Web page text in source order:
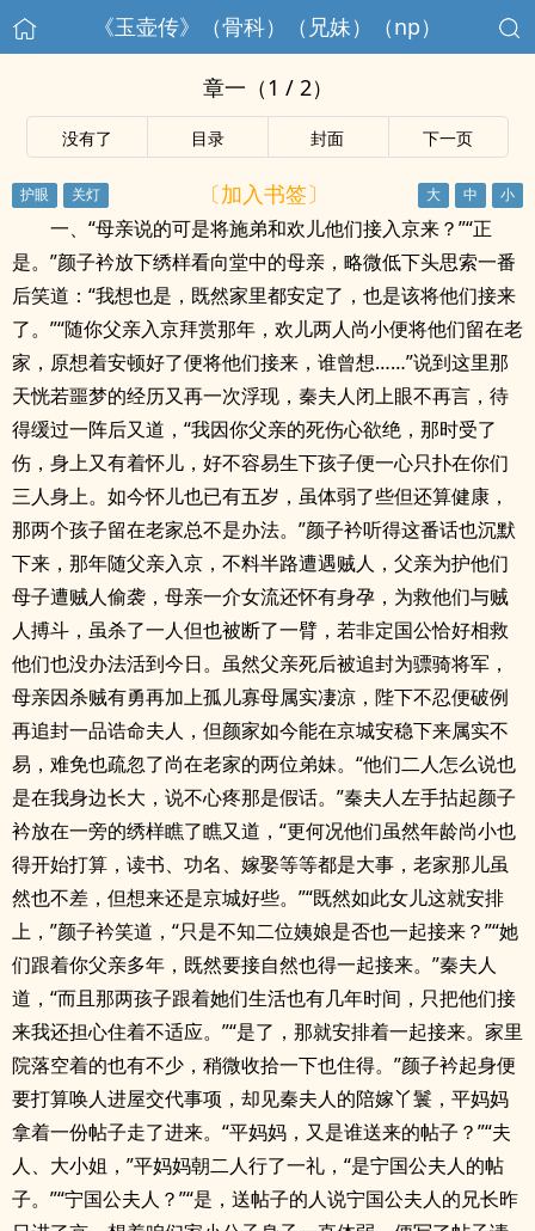
《玉壶传》（骨科）（兄妹）（np）
章一（1 / 2）
没有了 目录 封面 下一页
〔加入书签〕
一、“母亲说的可是将施弟和欢儿他们接入京来？”“正
是。”颜子衿放下绣样看向堂中的母亲，略微低下头思索一番
后笑道：“我想也是，既然家里都安定了，也是该将他们接来
了。”“随你父亲入京拜赏那年，欢儿两人尚小便将他们留在老
家，原想着安顿好了便将他们接来，谁曾想……”说到这里那
天恍若噩梦的经历又再一次浮现，秦夫人闭上眼不再言，待
得缓过一阵后又道，“我因你父亲的死伤心欲绝，那时受了
伤，身上又有着怀儿，好不容易生下孩子便一心只扑在你们
三人身上。如今怀儿也已有五岁，虽体弱了些但还算健康，
那两个孩子留在老家总不是办法。”颜子衿听得这番话也沉默
下来，那年随父亲入京，不料半路遭遇贼人，父亲为护他们
母子遭贼人偷袭，母亲一介女流还怀有身孕，为救他们与贼
人搏斗，虽杀了一人但也被断了一臂，若非定国公恰好相救
他们也没办法活到今日。虽然父亲死后被追封为骠骑将军，
母亲因杀贼有勇再加上孤儿寡母属实凄凉，陛下不忍便破例
再追封一品诰命夫人，但颜家如今能在京城安稳下来属实不
易，难免也疏忽了尚在老家的两位弟妹。“他们二人怎么说也
是在我身边长大，说不心疼那是假话。”秦夫人左手拈起颜子
衿放在一旁的绣样瞧了瞧又道，“更何况他们虽然年龄尚小也
得开始打算，读书、功名、嫁娶等等都是大事，老家那儿虽
然也不差，但想来还是京城好些。”“既然如此女儿这就安排
上，”颜子衿笑道，“只是不知二位姨娘是否也一起接来？”“她
们跟着你父亲多年，既然要接自然也得一起接来。”秦夫人
道，“而且那两孩子跟着她们生活也有几年时间，只把他们接
来我还担心住着不适应。”“是了，那就安排着一起接来。家里
院落空着的也有不少，稍微收拾一下也住得。”颜子衿起身便
要打算唤人进屋交代事项，却见秦夫人的陪嫁丫鬟，平妈妈
拿着一份帖子走了进来。“平妈妈，又是谁送来的帖子？”“夫
人、大小姐，”平妈妈朝二人行了一礼，“是宁国公夫人的帖
子。”“宁国公夫人？”“是，送帖子的人说宁国公夫人的兄长昨